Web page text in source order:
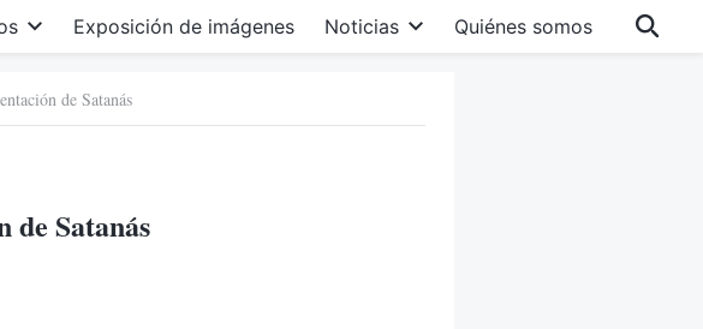
Exposición de imágenes Noticias Quiénes somos
de Satanás
de Satanás